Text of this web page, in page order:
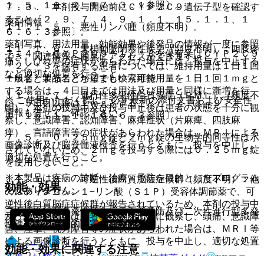
１．５、１０．２、１７．３．１参照〕。
１１．１．５． 悪性リンパ腫（頻度不明）。
１１．１．６． 末梢動脈閉塞性疾患（頻度不明）：四肢疼
痛、しびれ等の症状があらわれた場合には、投与を中止する
など適切な処置を行うこと。
１１．１．７． 進行性多巣性白質脳症（ＰＭＬ）（頻度不
明）：本剤の投与中及び投与中止後は患者の状態を十分に観
察し、意識障害、認知障害、麻痺症状（片麻痺、四肢麻
痺）、言語障害等の症状があらわれた場合は、ＭＲＩによる
画像診断及び脳脊髄液検査を行うとともに、投与を中止し、
適切な処置を行うこと。
１１．１．８． 可逆性後白質脳症症候群（頻度不明）：他
のスフィンゴシン１−リン酸（Ｓ１Ｐ）受容体調節薬で、可
逆性後白質脳症症候群が報告されているため、本剤の投与中
及び投与中止後は患者の状態を十分に観察し、頭痛、意識障
害、痙攣、視力障害等の症状があらわれた場合は、ＭＲＩ等
による画像診断を行うとともに、投与を中止し、適切な処置
を行うこと。
７．３． 本剤投与開始前にＣＹＰ２Ｃ９遺伝子型を確認す
ること〔２．９、７．４、９．１．１、１５．１．１、１
６．６．３参照〕。
７．４． ＣＹＰ２Ｃ９＊１／＊３を保有又はＣＹＰ２Ｃ９
＊２／＊３を保有する患者については、維持用量は１日１回
１ｍｇとすることが望ましい（維持用量を１日１回１ｍｇと
する場合は、４日目までは用法及び用量と同様に漸増を行
い、５日目以降は１ｍｇとすること）〔７．３、９．１．
１、１５．１．１、１６．６．３参照〕。
７．５． ０．２５ｍｇ錠と２ｍｇ錠の生物学的同等性は示
されていないため、２ｍｇを投与する際には０．２５ｍｇ錠
を使用しないこと。
効能・効果
二次性進行型多発性硬化症の再発予防及び二次性進行型多発
性硬化症の身体的障害の進行抑制。
効能・効果に関連する注意
薬剤情報
薬剤写真、用法用量、効能効果や後発品の情報が一度に参照
でき、関連情報へ簡単にアクセスができます。
一般名、製品名どちらでも検索可能！
※ ご使用いただく際に、必ず最新の添付文書および安全性
情報も併せてご確認下さい。
※本製品は疾病の診断・治療・予防を目的としたプログラム
ではありません。
ホーム
ノート